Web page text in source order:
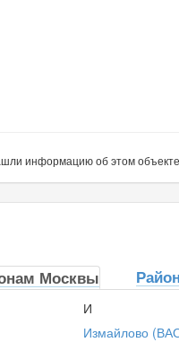
информацию об этом
Москвы
И
Измайлово